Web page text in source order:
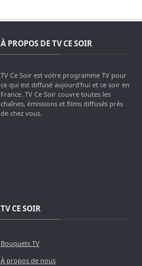
À PROPOS DE TV CE SOIR
TV Ce Soir est votre programme TV pour
ce qui est diffusé aujourd'hui et ce soir en
France. TV Ce Soir couvre toutes les
chaînes, émissions et films diffusés près
de chez vous.
TV CE SOIR
Bouquets TV
À propos de nous